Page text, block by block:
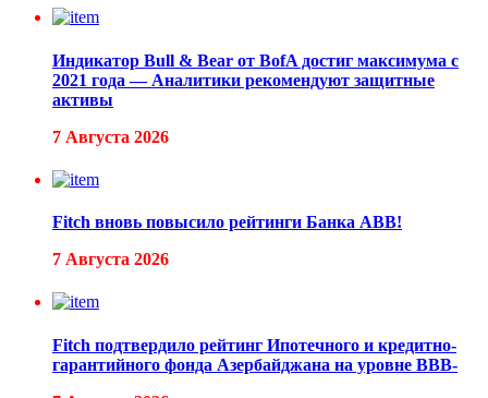
Индикатор Bull & Bear от BofA достиг максимума с
2021 года — Аналитики рекомендуют защитные
активы
7 Августа 2026
Fitch вновь повысило рейтинги Банка ABB!
7 Августа 2026
Fitch подтвердило рейтинг Ипотечного и кредитно-
гарантийного фонда Азербайджана на уровне BBB-